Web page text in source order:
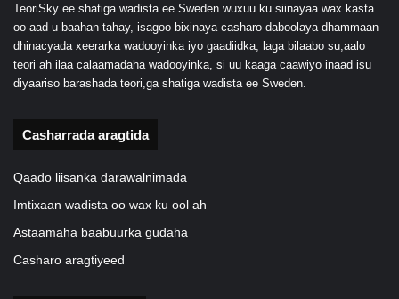
TeoriSky ee shatiga wadista ee Sweden wuxuu ku siinayaa wax kasta
oo aad u baahan tahay, isagoo bixinaya casharo daboolaya dhammaan
dhinacyada xeerarka wadooyinka iyo gaadiidka, laga bilaabo su,aalo
teori ah ilaa calaamadaha wadooyinka, si uu kaaga caawiyo inaad isu
diyaariso barashada teori,ga shatiga wadista ee Sweden.
Casharrada aragtida
Qaado liisanka darawalnimada
Imtixaan wadista oo wax ku ool ah
Astaamaha baabuurka gudaha
Casharo aragtiyeed